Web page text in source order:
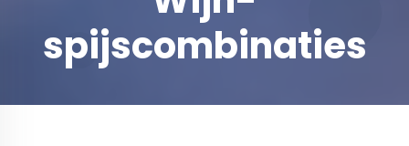
spijscombinaties